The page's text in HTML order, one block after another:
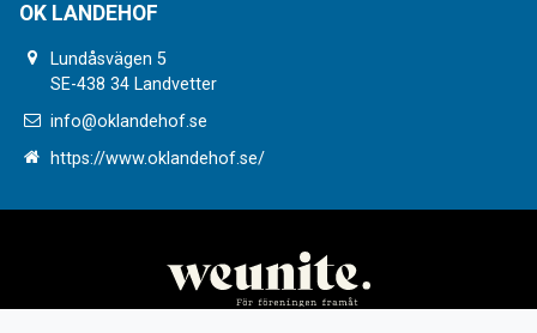
OK LANDEHOF
Lundåsvägen 5
SE-438 34 Landvetter
info@oklandehof.se
https://www.oklandehof.se/